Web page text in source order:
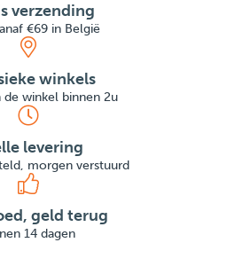
verzending
€69 in België
winkels
de winkel binnen 2u
levering
morgen verstuurd
geld terug
14 dagen